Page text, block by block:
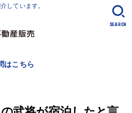
しています。
はこちら
SEARCH